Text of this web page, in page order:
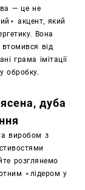
— це не
акцент, який
Вона
втомився від
грама імітації
обробку.
дуба
виробом з
розглянемо
⋆лідером у